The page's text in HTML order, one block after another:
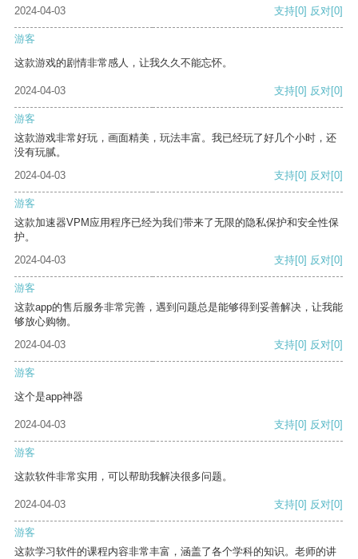
2024-04-03 支持[0] 反对[0]
游客
这款游戏的剧情非常感人，让我久久不能忘怀。
2024-04-03 支持[0] 反对[0]
游客
这款游戏非常好玩，画面精美，玩法丰富。我已经玩了好几个小时，还
没有玩腻。
2024-04-03
支持[0] 反对[0]
游客
这款加速器VPM应用程序已经为我们带来了无限的隐私保护和安全性保
护。
2024-04-03
支持[0] 反对[0]
游客
这款app的售后服务非常完善，遇到问题总是能够得到妥善解决，让我能
够放心购物。
2024-04-03
支持[0] 反对[0]
游客
这个是app神器
2024-04-03 支持[0] 反对[0]
游客
这款软件非常实用，可以帮助我解决很多问题。
2024-04-03 支持[0] 反对[0]
游客
这款学习软件的课程内容非常丰富，涵盖了各个学科的知识。老师的讲